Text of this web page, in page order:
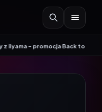
– promocja Back to School na